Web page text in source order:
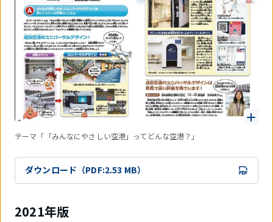
テーマ「「みんなにやさしい空港」ってどんな空港？」
ダウンロード（PDF:2.53 MB）
2021年版